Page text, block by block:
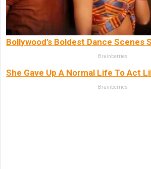
Bollywood’s Boldest Dance Scenes
Brainberries
She Gave Up A Normal Life To Act
Brainberries